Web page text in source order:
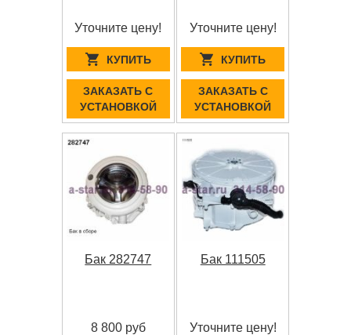
Уточните цену!
КУПИТЬ
ЗАКАЗАТЬ С
УСТАНОВКОЙ
Уточните цену!
КУПИТЬ
ЗАКАЗАТЬ С
УСТАНОВКОЙ
Бак 282747
8 800 руб
Бак 111505
Уточните цену!